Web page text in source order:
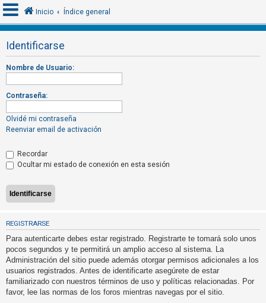
I
d
e
n
t
i
f
i
a
r
s
e
R
e
Inicio Índice general
Identificarse
Nombre de Usuario:
Contraseña:
Olvidé mi contraseña
Reenviar email de activación
Recordar
Ocultar mi estado de conexión en esta sesión
REGISTRARSE
Para autenticarte debes estar registrado. Registrarte te tomará solo unos
pocos segundos y te permitirá un amplio acceso al sistema. La
Administración del sitio puede además otorgar permisos adicionales a los
usuarios registrados. Antes de identificarte asegúrete de estar
familiarizado con nuestros términos de uso y políticas relacionadas. Por
favor, lee las normas de los foros mientras navegas por el sitio.